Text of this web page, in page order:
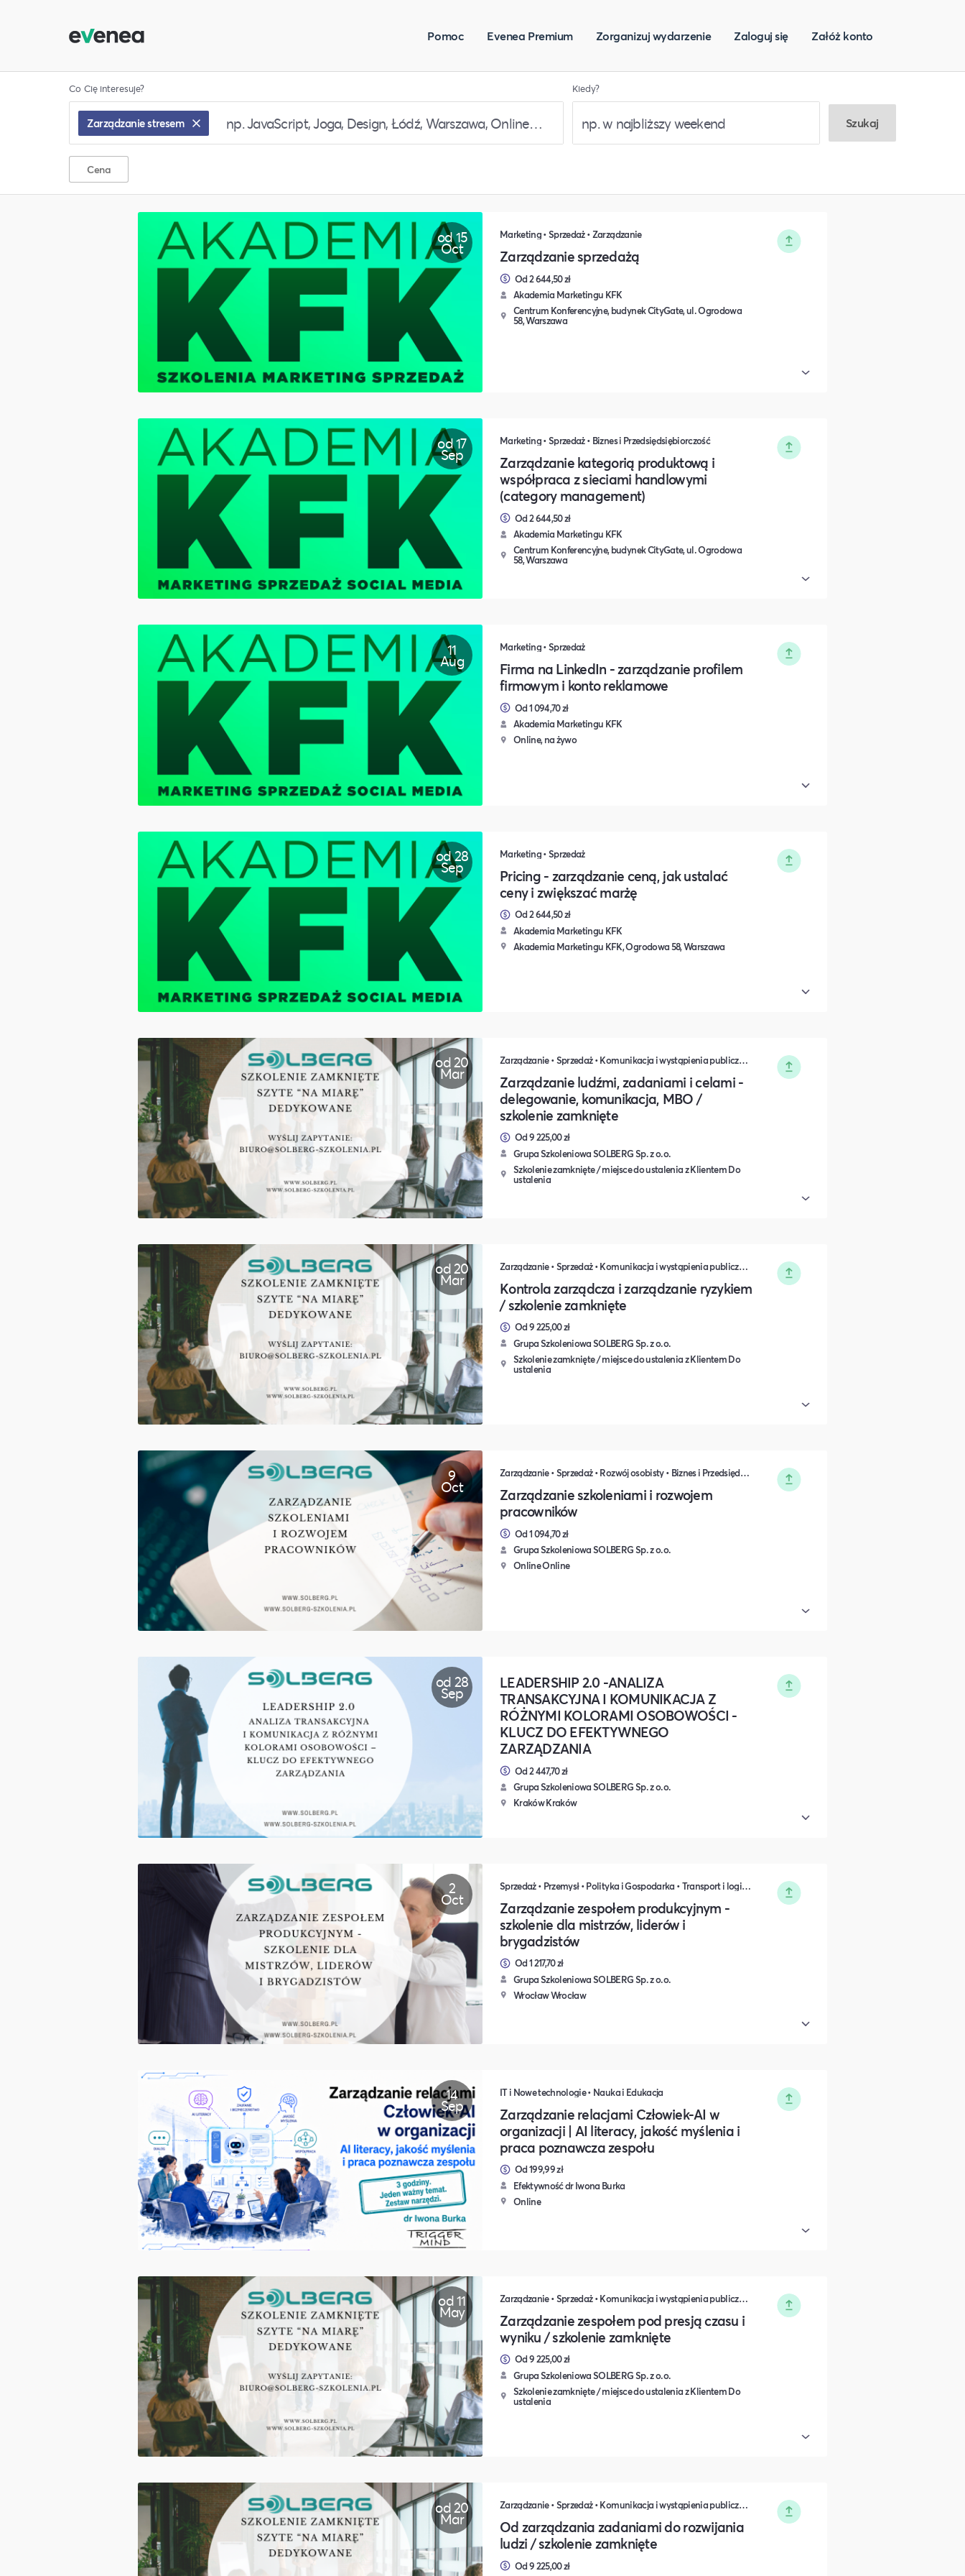
Pomoc Evenea Premium Zorganizuj wydarzenie Zaloguj się Załóż konto
Co Cię interesuje?
Zarządzanie stresem
Kiedy?
Szukaj
Cena
od 15
Oct
Marketing • Sprzedaż • Zarządzanie
Zarządzanie sprzedażą
Od 2 644,50 zł
Akademia Marketingu KFK
Centrum Konferencyjne, budynek CityGate, ul. Ogrodowa
58, Warszawa
od 17
Sep
Marketing • Sprzedaż • Biznes i Przedsiędsiębiorczość
Zarządzanie kategorią produktową i
współpraca z sieciami handlowymi
(category management)
Od 2 644,50 zł
Akademia Marketingu KFK
Centrum Konferencyjne, budynek CityGate, ul. Ogrodowa
58, Warszawa
11
Aug
Marketing • Sprzedaż
Firma na LinkedIn - zarządzanie profilem
firmowym i konto reklamowe
Od 1 094,70 zł
Akademia Marketingu KFK
Online, na żywo
od 28
Sep
Marketing • Sprzedaż
Pricing - zarządzanie ceną, jak ustalać
ceny i zwiększać marżę
Od 2 644,50 zł
Akademia Marketingu KFK
Akademia Marketingu KFK, Ogrodowa 58, Warszawa
od 20
Mar
Zarządzanie • Sprzedaż • Komunikacja i wystąpienia publiczne • Rozwój osobisty • Turystyka i podróże • Wydarzenia zamknięte • Marketing • Biznes i Przedsiędsiębiorczość • Nauka i Edukacja • Polityka i Gospodarka • Dieta, Odżywianie i Degustacje • IT i Nowe technologie
Zarządzanie ludźmi, zadaniami i celami -
delegowanie, komunikacja, MBO /
szkolenie zamknięte
Od 9 225,00 zł
Grupa Szkoleniowa SOLBERG Sp. z o.o.
Szkolenie zamknięte / miejsce do ustalenia z Klientem Do
ustalenia
od 20
Mar
Zarządzanie • Sprzedaż • Komunikacja i wystąpienia publiczne • Rozwój osobisty • Turystyka i podróże • Wydarzenia zamknięte • Marketing • Biznes i Przedsiędsiębiorczość • Nauka i Edukacja • Polityka i Gospodarka • Dieta, Odżywianie i Degustacje • IT i Nowe technologie
Kontrola zarządcza i zarządzanie ryzykiem
/ szkolenie zamknięte
Od 9 225,00 zł
Grupa Szkoleniowa SOLBERG Sp. z o.o.
Szkolenie zamknięte / miejsce do ustalenia z Klientem Do
ustalenia
9
Oct
Zarządzanie • Sprzedaż • Rozwój osobisty • Biznes i Przedsiędsiębiorczość • Nauka i Edukacja • Polityka i Gospodarka
Zarządzanie szkoleniami i rozwojem
pracowników
Od 1 094,70 zł
Grupa Szkoleniowa SOLBERG Sp. z o.o.
Online Online
od 28
Sep
LEADERSHIP 2.0 -ANALIZA
TRANSAKCYJNA I KOMUNIKACJA Z
RÓŻNYMI KOLORAMI OSOBOWOŚCI -
KLUCZ DO EFEKTYWNEGO
ZARZĄDZANIA
Od 2 447,70 zł
Grupa Szkoleniowa SOLBERG Sp. z o.o.
Kraków Kraków
2
Oct
Sprzedaż • Przemysł • Polityka i Gospodarka • Transport i logistyka • Zarządzanie • Komunikacja i wystąpienia publiczne • Rozwój osobisty • Biznes i Przedsiędsiębiorczość • IT i Nowe technologie
Zarządzanie zespołem produkcyjnym -
szkolenie dla mistrzów, liderów i
brygadzistów
Od 1 217,70 zł
Grupa Szkoleniowa SOLBERG Sp. z o.o.
Wrocław Wrocław
14
Sep
IT i Nowe technologie • Nauka i Edukacja
Zarządzanie relacjami Człowiek-AI w
organizacji | AI literacy, jakość myślenia i
praca poznawcza zespołu
Od 199,99 zł
Efektywność dr Iwona Burka
Online
od 11
May
Zarządzanie • Sprzedaż • Komunikacja i wystąpienia publiczne • Rozwój osobisty • Turystyka i podróże • Wydarzenia zamknięte • Marketing • Biznes i Przedsiędsiębiorczość • Nauka i Edukacja • Polityka i Gospodarka • Dieta, Odżywianie i Degustacje • IT i Nowe technologie
Zarządzanie zespołem pod presją czasu i
wyniku / szkolenie zamknięte
Od 9 225,00 zł
Grupa Szkoleniowa SOLBERG Sp. z o.o.
Szkolenie zamknięte / miejsce do ustalenia z Klientem Do
ustalenia
od 20
Mar
Zarządzanie • Sprzedaż • Komunikacja i wystąpienia publiczne • Rozwój osobisty • Turystyka i podróże • Wydarzenia zamknięte • Marketing • Biznes i Przedsiędsiębiorczość • Nauka i Edukacja • Polityka i Gospodarka • Dieta, Odżywianie i Degustacje • IT i Nowe technologie
Od zarządzania zadaniami do rozwijania
ludzi / szkolenie zamknięte
Od 9 225,00 zł